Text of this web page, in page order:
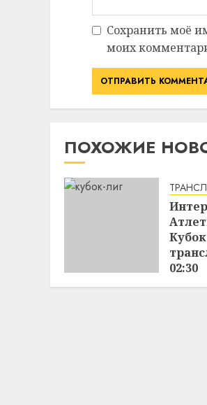
Сохранить моё
моих
ПОХОЖИЕ
02:30